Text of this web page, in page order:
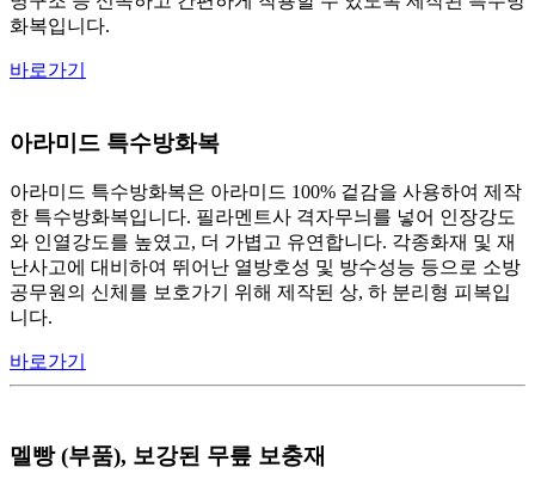
화복입니다.
바로가기
아라미드 특수방화복
아라미드 특수방화복은 아라미드 100% 겉감을 사용하여 제작
한 특수방화복입니다. 필라멘트사 격자무늬를 넣어 인장강도
와 인열강도를 높였고, 더 가볍고 유연합니다. 각종화재 및 재
난사고에 대비하여 뛰어난 열방호성 및 방수성능 등으로 소방
공무원의 신체를 보호가기 위해 제작된 상, 하 분리형 피복입
니다.
바로가기
멜빵 (부품), 보강된 무릎 보충재